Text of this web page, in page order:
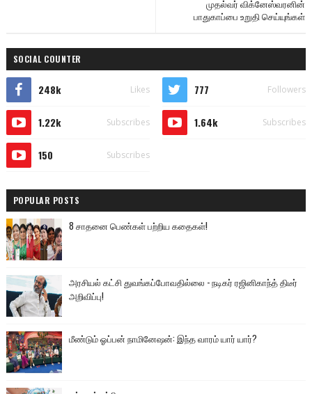
முதல்வர் விக்னேஸ்வரனின்
பாதுகாப்பை உறுதி செய்யுங்கள்
SOCIAL COUNTER
248k Likes 777 Followers
1.22k Subscribes 1.64k Subscribes
150 Subscribes
POPULAR POSTS
8 சாதனை பெண்கள் பற்றிய கதைகள்!
அரசியல் கட்சி துவங்கப்போவதில்லை - நடிகர் ரஜினிகாந்த் திடீர்
அறிவிப்பு!
மீண்டும் ஓப்பன் நாமினேஷன்: இந்த வாரம் யார் யார்?